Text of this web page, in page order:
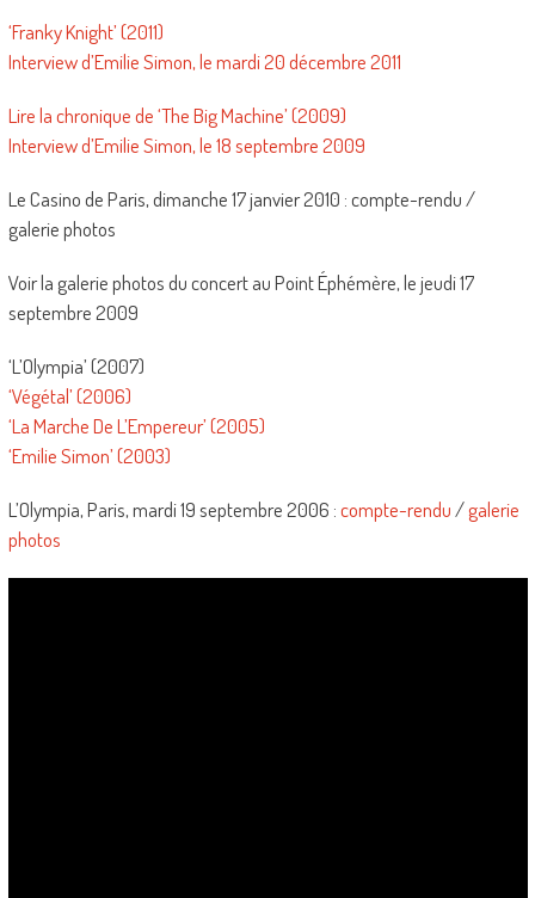
‘Franky Knight’ (2011)
Interview d’Emilie Simon, le mardi 20 décembre 2011
Lire la chronique de ‘The Big Machine’ (2009)
Interview d’Emilie Simon, le 18 septembre 2009
Le Casino de Paris, dimanche 17 janvier 2010 : compte-rendu /
galerie photos
Voir la galerie photos du concert au Point Éphémère, le jeudi 17
septembre 2009
‘L’Olympia’ (2007)
‘Végétal’ (2006)
‘La Marche De L’Empereur’ (2005)
‘Emilie Simon’ (2003)
L’Olympia, Paris, mardi 19 septembre 2006 :compte-rendu/galerie
photos